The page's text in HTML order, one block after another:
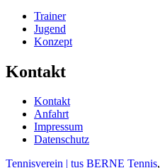
Trainer
Jugend
Konzept
Kontakt
Kontakt
Anfahrt
Impressum
Datenschutz
Tennisverein | tus BERNE Tennis,